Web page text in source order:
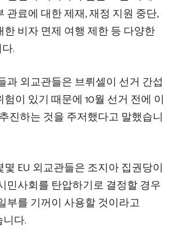
관료에 ​​대한 제재, 재정 지원 중단,
비자 면제 여행 제한 등 다양한
.
과 외교관들은 브뤼셀이 선거 간섭
이 있기 때문에 10월 선거 전에 이
진하는 것을 주저했다고 말했습니
EU 외교관들은 조지아 집권당이
민사회를 탄압하기로 결정할 경우
부를 기꺼이 사용할 것이라고
니다.